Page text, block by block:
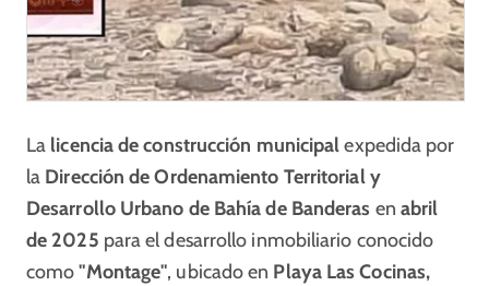
La licencia de construcción municipalexpedida por
la Dirección de Ordenamiento Territorial y
Desarrollo Urbano de Bahía de Banderas en abril
de 2025 para el desarrollo inmobiliario conocido
como"Montage", ubicado en Playa Las Cocinas,